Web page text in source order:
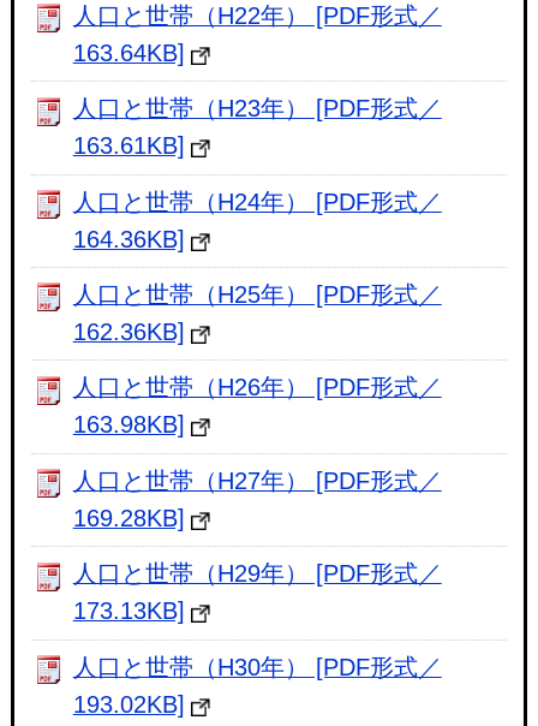
人口と世帯（H22年） [PDF形式／
163.64KB]
人口と世帯（H23年） [PDF形式／
163.61KB]
人口と世帯（H24年） [PDF形式／
164.36KB]
人口と世帯（H25年） [PDF形式／
162.36KB]
人口と世帯（H26年） [PDF形式／
163.98KB]
人口と世帯（H27年） [PDF形式／
169.28KB]
人口と世帯（H29年） [PDF形式／
173.13KB]
人口と世帯（H30年） [PDF形式／
193.02KB]